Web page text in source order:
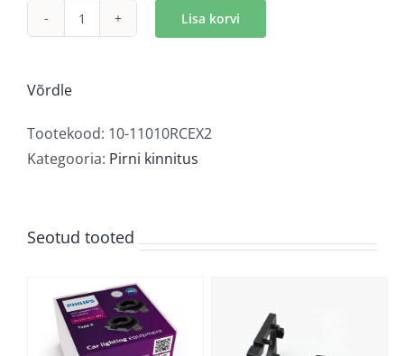
Philips
kogus
Lisa korvi
Võrdle
Tootekood: 10-11010RCEX2
Kategooria: Pirni kinnitus
Seotud tooted